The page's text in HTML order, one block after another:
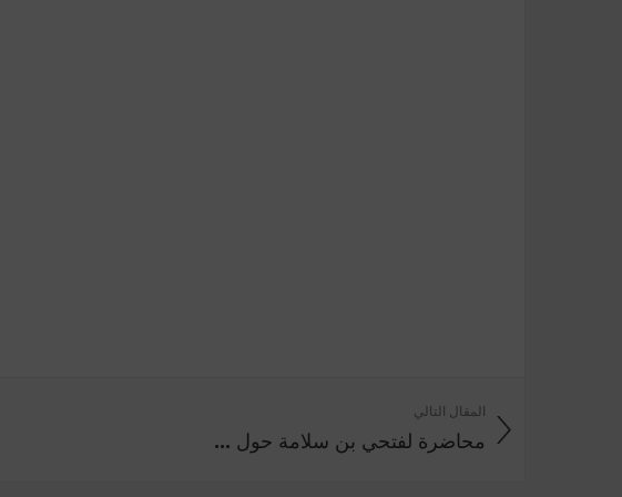
المقال التالي
محاضرة لفتحي بن سلامة حول ...